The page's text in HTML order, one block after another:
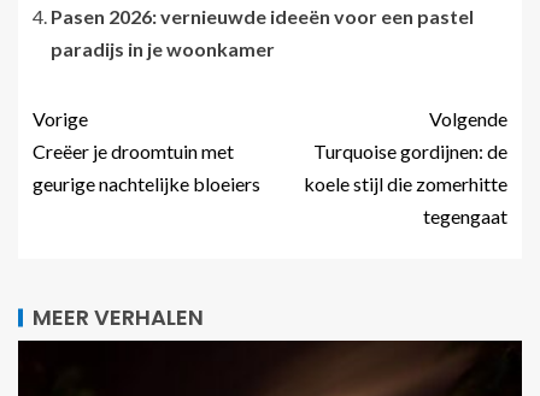
Pasen 2026: vernieuwde ideeën voor een pastel
paradijs in je woonkamer
Vorige
Creëer je droomtuin met
geurige nachtelijke bloeiers
Volgende
Turquoise gordijnen: de
koele stijl die zomerhitte
tegengaat
MEER VERHALEN